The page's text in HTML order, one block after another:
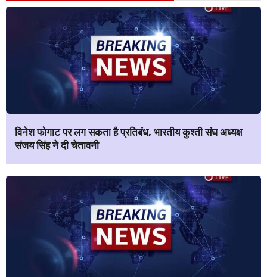
विनेश फोगाट पर लग सकता है प्रतिबंध, भारतीय कुश्ती संघ अध्यक्ष
संजय सिंह ने दी चेतावनी